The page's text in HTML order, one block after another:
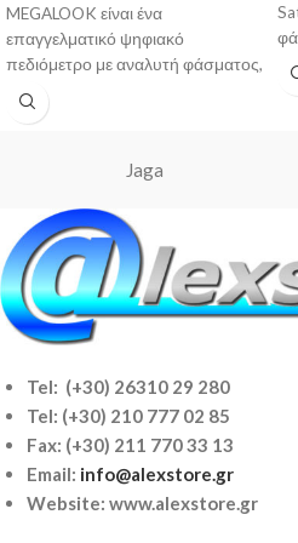
MEGALOOK είναι ένα
επαγγελματικό ψηφιακό
πεδιόμετρο με αναλυτή φάσματος,
κατασκευασμένο στην Σουηδία
από την Emitor AB. Το
Jaga
Tel: (+30) 26310 29 280
Tel: (+30) 210 777 02 85
Fax: (+30) 211 770 33 13
Email: info@alexstore.gr
Website: www.alexstore.gr